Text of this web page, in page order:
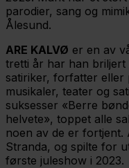
parodier, sang og
Ålesund.
ARE KALVØ er en av
tretti år har han briljert
satiriker, forfatter eller
musikaler, teater og
suksesser «Berre
helvete», toppet alle
noen av de er
Stranda, og spilte for
første juleshow i 2023.